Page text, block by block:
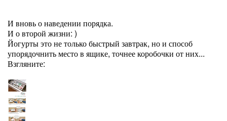
И вновь о наведении порядка.
И о второй жизни: )
Йогурты это не только быстрый завтрак, но и способ
упорядочнить место в ящике, точнее коробочки от них...
Взгляните: